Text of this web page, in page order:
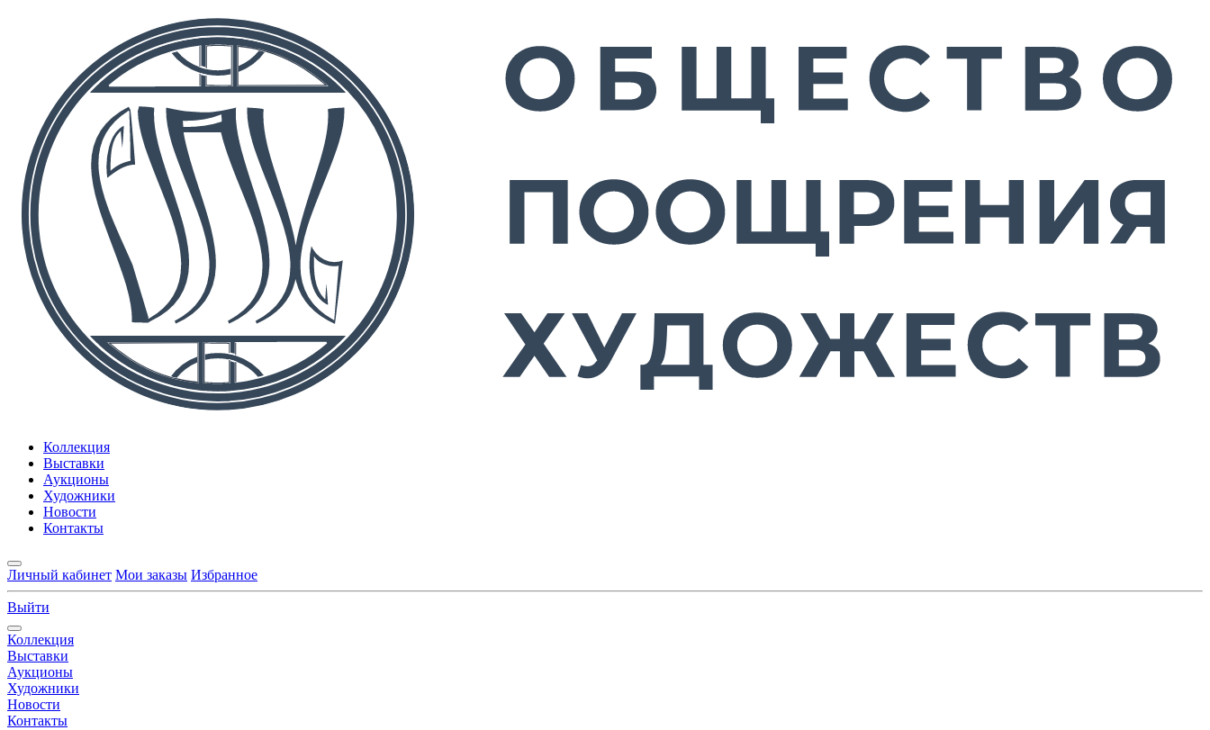
Коллекция
Выставки
Аукционы
Художники
Новости
Контакты
Личный кабинет Мои заказы Избранное
Выйти
Коллекция
Выставки
Аукционы
Художники
Новости
Контакты